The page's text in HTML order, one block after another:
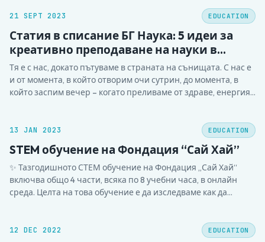
как да подготвяме учениците за успех в лицето на
21 SEPT 2023 EDUCATION
Статия в списание БГ Наука: 5 идеи за
креативно преподаване на науки в
училище.
Тя е с нас, докато пътуваме в страната на сънищата. С нас е
и от момента, в който отворим очи сутрин, до момента, в
който заспим вечер – когато преливаме от здраве, енергия
13 JAN 2023 EDUCATION
STEM обучение на Фондация “Сай Хай”
✨ Тазгодишното СТЕМ обучение на Фондация „Сай Хай“
включва общо 4 части, всяка по 8 учебни часа, в онлайн
среда. Целта на това обучение е да изследваме как да
преминете…
12 DEC 2022 EDUCATION